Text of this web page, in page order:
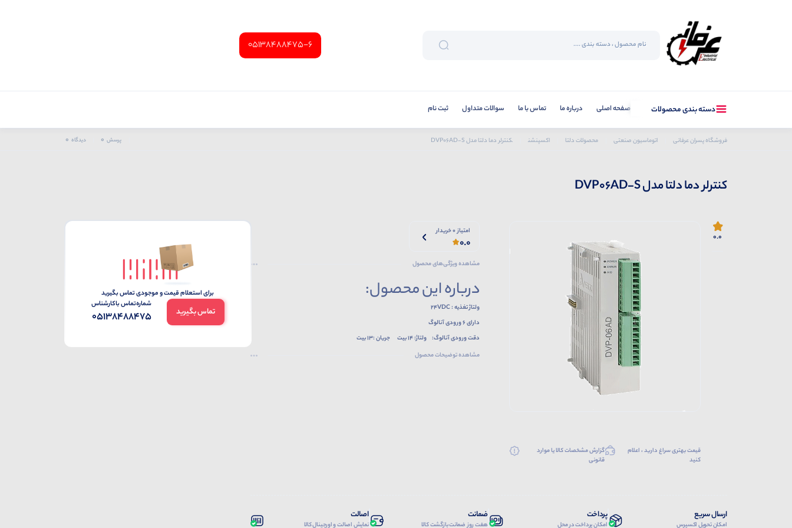
05138488475-6
دسته بندی محصولات صفحه اصلی درباره ما تماس با ما سوالات متداول ثبت نام
فروشگاه پسران عرفانی اتوماسیون صنعتی محصولات دلتا اکسپنشن کنترلر دما دلتا مدل DVP06AD-S پرسش 0 دیدگاه 0
کنترلر دما دلتا مدل DVP06AD-S
0.0
قیمت بهتری سراغ دارید ، اعلام
کنید
گزارش مشخصات کالا یا موارد
قانونی
امتیاز 0 خریدار
0.0
مشاهده ویژگی‌های محصول
درباره این محصول:
ولتاژ تغذیه : 24VDC
دارای 6 ورودی آنالوگ
دقت ورودی آنالوگ: ولتاژ: 14 بیت جریان :13 بیت
مشاهده توضیحات محصول
ارسال سریع
امکان تحویل اکسپرس
پرداخت
امکان پرداخت در محل
ضمانت
هفت روز ضمانت بازگشت کالا
اصالت
نمایش اصالت و اورجینال کالا
برای استعلام قیمت و موجودی تماس بگیرید
تماس بگیرید
شماره‌تماس‌ با‌کارشناس
05138488475